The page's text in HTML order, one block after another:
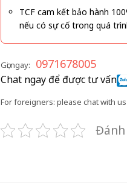
TCF cam kết bảo hành
nếu có sự cố trong quá
Gọi ngay: 0971678005
Chat ngay để được tư vấn
For foreigners: please chat with